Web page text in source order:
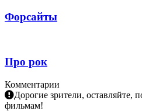
Форсайты
Про рок
Комментарии
Дорогие зрители, оставляйте,
фильмам!